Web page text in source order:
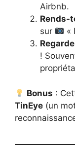
Airbnb.
Rends-
sur
«
!
Bonus :
TinEye (un